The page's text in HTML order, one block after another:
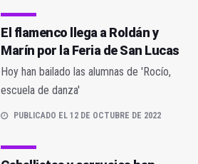
El flamenco llega a Roldán y
Marín por la Feria de San Lucas
Hoy han bailado las alumnas de 'Rocío,
escuela de danza'
PUBLICADO EL 12 DE OCTUBRE DE 2022